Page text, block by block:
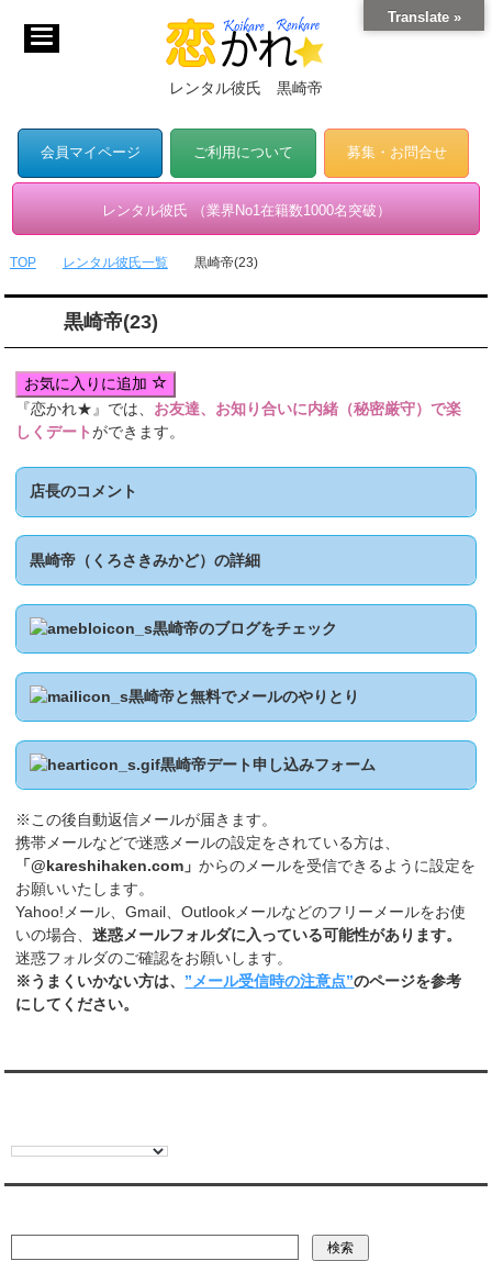
レンタル彼氏 黒崎帝
会員マイページ ご利用について 募集・お問合せ
レンタル彼氏 （業界No1在籍数1000名突破）
TOP レンタル彼氏一覧 黒崎帝(23)
黒崎帝(23)
お気に入りに追加
『恋かれ★』では、 お友達、お知り合いに内緒（秘密厳守）で楽
しくデートができます。
店長のコメント
黒崎帝（くろさきみかど）の詳細
黒崎帝のブログをチェック
黒崎帝と無料でメールのやりとり
黒崎帝デート申し込みフォーム
※この後自動返信メールが届きます。
携帯メールなどで迷惑メールの設定をされている方は、
「@kareshihaken.com」からのメールを受信できるように設定を
お願いいたします。
Yahoo!メール、Gmail、Outlookメールなどのフリーメールをお使
いの場合、迷惑メールフォルダに入っている可能性があります。
迷惑フォルダのご確認をお願いします。
※うまくいかない方は、 ”メール受信時の注意点”のページを参考
にしてください。
Translate »